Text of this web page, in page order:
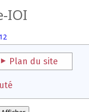
IOI
Plan du site